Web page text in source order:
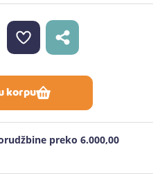
korpu
preko 6.000,00